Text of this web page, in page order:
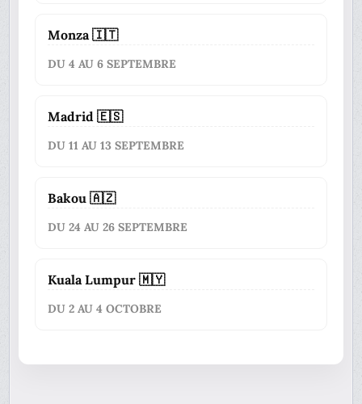
Monza 🇮🇹
DU 4 AU 6 SEPTEMBRE
Madrid 🇪🇸
DU 11 AU 13 SEPTEMBRE
Bakou 🇦🇿
DU 24 AU 26 SEPTEMBRE
Kuala Lumpur 🇲🇾
DU 2 AU 4 OCTOBRE